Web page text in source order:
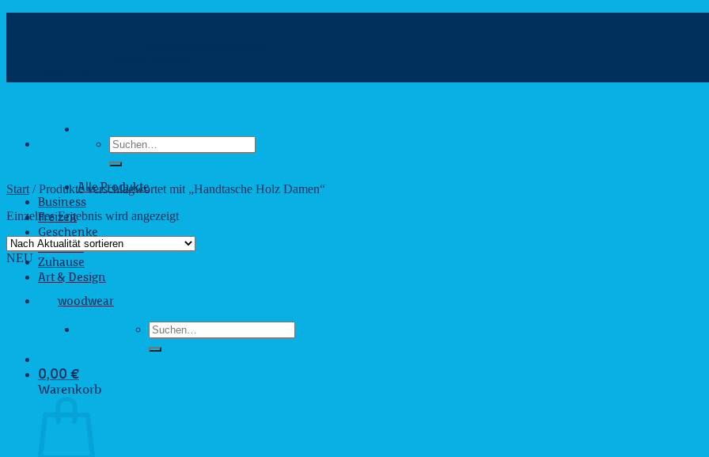
Suchen
nach:
Alle Produkte
Business
Freizeit
Geschenke
Outdoor
Zuhause
Art & Design
woodwear
Suchen
nach:
0,00 €
Warenkorb
Start /Produkte verschlagwortet mit „Handtasche Holz Damen“
Einzelnes Ergebnis wird angezeigt
NEU